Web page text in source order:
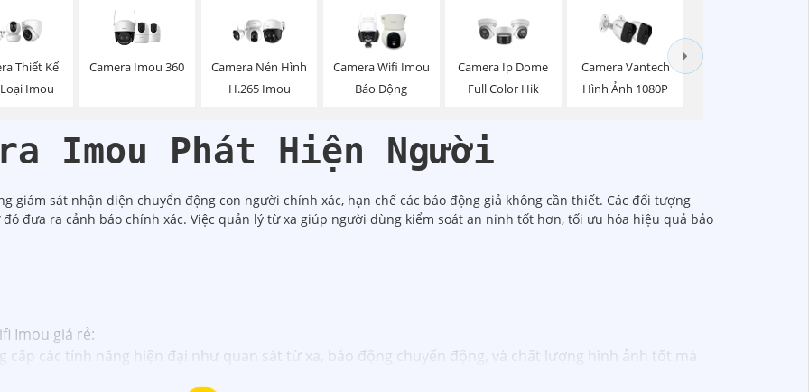
Thiết Kế
Imou
Camera Imou 360
Camera Nén Hình
H.265 Imou
Camera Wifi Imou
Báo Động
Camera Ip Dome
Full Color Hik
Camera Vantech
Hình Ảnh 1080P
Imou Phát Hiện Người
giám sát nhận diện chuyển động con người chính xác, hạn chế các báo động giả không cần thiết. Các đối tượng
đưa ra cảnh báo chính xác. Việc quản lý từ xa giúp người dùng kiểm soát an ninh tốt hơn, tối ưu hóa hiệu quả bảo
Imou giá rẻ:
cấp các tính năng hiện đại như quan sát từ xa, báo động chuyển động, và chất lượng hình ảnh tốt mà